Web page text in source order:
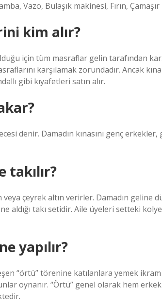
Vazo, Bulaşık makinesi, Fırın,
kim alır?
için tüm masraflar gelin tarafından
karşılamak zorundadır. Ancak
gibi kıyafetleri satın alır.
denir. Damadın kınasını genç erkekler,
takılır?
çeyrek altın verirler. Damadın geline
aldığı takı setidir. Aile üyeleri setteki
yapılır?
“örtü” törenine katılanlara yemek
oynanır. “Örtü” genel olarak hem erkek